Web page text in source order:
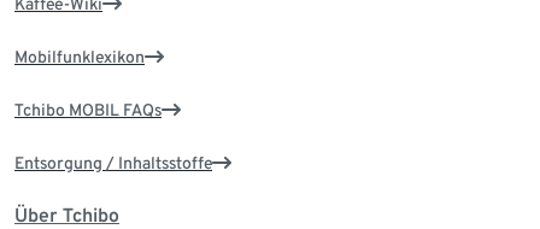
Mobilfunklexikon
Tchibo MOBIL FAQs
Entsorgung / Inhaltsstoffe
Über Tchibo